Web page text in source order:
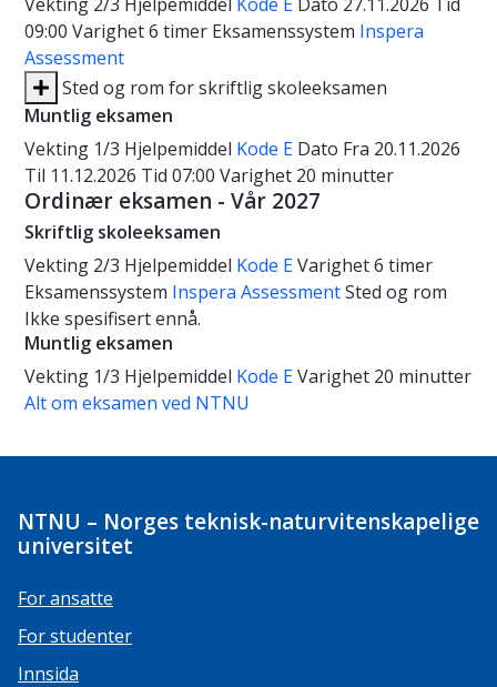
09:00 Varighet6 timer Eksamenssystem Inspera
Assessment
Sted og rom for skriftlig skoleeksamen
Muntlig eksamen
Vekting 1/3 Hjelpemiddel Kode E Dato Fra 20.11.2026
Til 11.12.2026 Tid 07:00 Varighet 20 minutter
Ordinær eksamen - Vår 2027
Skriftlig skoleeksamen
Vekting 2/3 Hjelpemiddel Kode EVarighet6 timer
Eksamenssystem Inspera AssessmentSted og rom
Ikke spesifisert ennå.
Muntlig eksamen
Vekting 1/3 Hjelpemiddel Kode EVarighet 20 minutter
Alt om eksamen ved NTNU
NTNU – Norges teknisk-naturvitenskapelige
universitet
For ansatte
For studenter
Innsida